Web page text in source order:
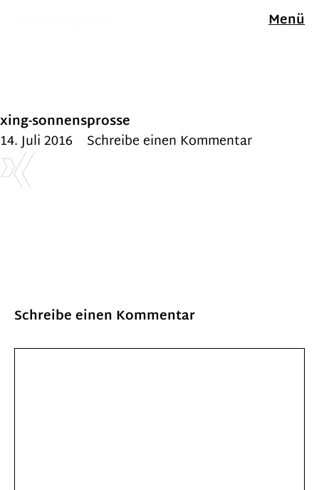
Menü
xing-sonnensprosse
14. Juli 2016
Schreibe einen Kommentar
Schreibe einen Kommentar